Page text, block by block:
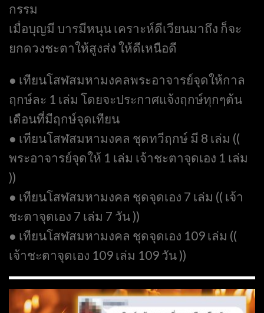
กรรม
เมื่อบุญมี บารมีหนุน เคราะห์ดีเวียนมาถึง ก็จะ
ยกดวงชะตาให้สูงส่ง ให้ดีเหนือดี
● เทียนโสฬสมหามงคลพระอาจารย์จุดให้กาล
ฤกษ์ละ 1 เล่ม โดยจะประกาศแจ้งฤกษ์ทุกๆต้น
เดือนที่มีฤกษ์จุดเทียน
● เทียนโสฬสมหามงคล ชุดทวีฤกษ์ มี 8 เล่ม ((
พระอาจารย์จุดให้ 1 เล่ม เจ้าชะตาจุดเอง 1 เล่ม
))
● เทียนโสฬสมหามงคล ชุดจุดเอง 7 เล่ม (( เจ้า
ชะตาจุดเอง 7 เล่ม 7 วัน ))
● เทียนโสฬสมหามงคล ชุดจุดเอง 109 เล่ม ((
เจ้าชะตาจุดเอง 109 เล่ม 109 วัน ))